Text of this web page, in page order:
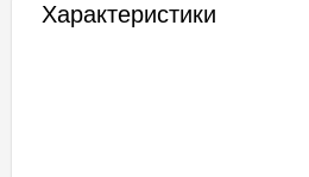
Характеристики